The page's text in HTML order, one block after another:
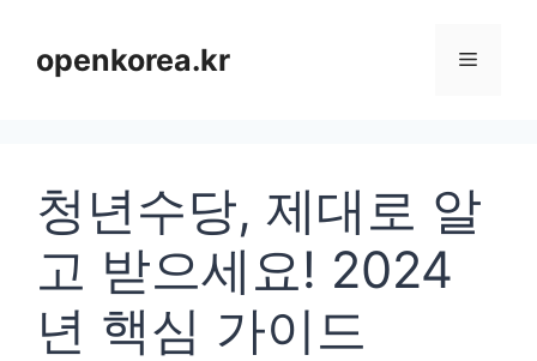
openkorea.kr 메
청년수당, 제대로 알
고 받으세요! 2024
년 핵심 가이드